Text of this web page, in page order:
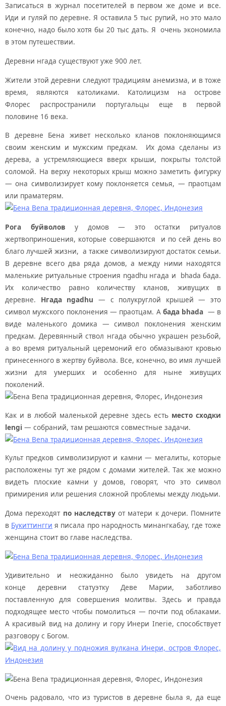
Записаться в журнал посетителей в первом же доме и все.
Иди и гуляй по деревне. Я оставила 5 тыс рупий, но это мало
конечно, надо было хотя бы 20 тыс дать. Я очень экономила
в этом путешествии.
Деревни нгада существуют уже 900 лет.
Жители этой деревни следуют традициям анемизма, и в тоже
время, являются католиками. Католицизм на острове
Флорес распространили португальцы еще в первой
половине 16 века.
В деревне Бена живет несколько кланов поклоняющимся
своим женским и мужским предкам. Их дома сделаны из
дерева, а устремляющиеся вверх крыши, покрыты толстой
соломой. На верху некоторых крыш можно заметить фигурку
— она символизирует кому поклоняется семья, — праотцам
или праматерям.
Рога буйволов у домов — это остатки ритуалов
жертвоприношения, которые совершаются и по сей день во
благо лучшей жизни, а также символизируют достаток семьи.
В деревне всего два ряда домов, а между ними находятся
маленькие ритуальные строения ngadhu нгада и bhada бада.
Их количество равно количеству кланов, живущих в
деревне. Нгада ngadhu — с полукруглой крышей — это
символ мужского поклонения — праотцам. А бада bhada — в
виде маленького домика — символ поклонения женским
предкам. Деревянный ствол нгада обычно украшен резьбой,
а во время ритуальный церемоний его обмазывают кровью
принесенного в жертву буйвола. Все, конечно, во имя лучшей
жизни для умерших и особенно для ныне живущих
поколений.
Как и в любой маленькой деревне здесь есть место сходки
lengi — собраний, там решаются совместные задачи.
Культ предков символизируют и камни — мегалиты, которые
расположены тут же рядом с домами жителей. Так же можно
видеть плоские камни у домов, говорят, что это символ
примирения или решения сложной проблемы между людьми.
Дома переходят по наследствуот матери к дочери. Помните
в Букиттингги я писала про народность минангкабау, где тоже
женщина стоит во главе наследства.
Удивительно и неожиданно было увидеть на другом
конце деревни статуэтку Деве Марии, заботливо
поставленную для совершения молитвы. Здесь и правда
подходящее место чтобы помолиться — почти под облаками.
А красивый вид на долину и гору Инери Inerie, способствует
разговору с Богом.
Очень радовало, что из туристов в деревне была я, да еще